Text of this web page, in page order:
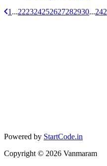
1 ...222324252627282930...242
Powered by StartCode.in
Copyright © 2026 Vanmaram